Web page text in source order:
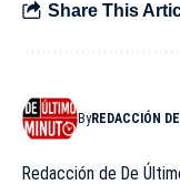
Share This
ByREDACCIÓN
Redacción de De